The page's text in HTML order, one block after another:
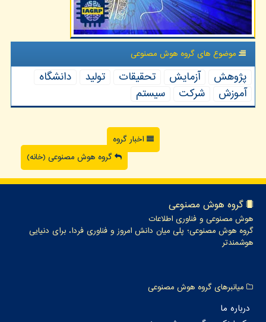
موضوع های گروه هوش مصنوعی
پژوهش آزمایش تحقیقات تولید
دانشگاه
آموزش
شركت سیستم
اخبار گروه
گروه هوش مصنوعی (خانه)
گروه هوش مصنوعی
هوش مصنوعی و فناوری اطلاعات
گروه هوش مصنوعی؛ پلی میان دانش امروز و فناوری فردا، برای دنیایی
هوشمندتر
میانبرهای گروه هوش مصنوعی
درباره ما